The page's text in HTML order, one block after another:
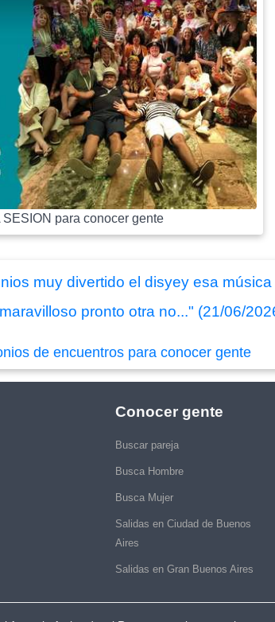
para conocer gente
muy divertido el disyey esa
pronto otra no..." (21/06/
de encuentros para conocer gente
Conocer gente
Buscar pareja
Busca Hombre
Busca Mujer
Salidas en Ciudad de Buenos
Aires
Salidas en Gran Buenos Aires